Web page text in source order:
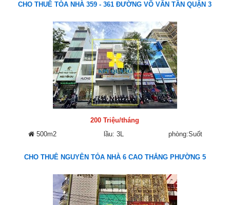
CHO THUÊ TÒA NHÀ 359 - 361 ĐƯỜNG VÕ VĂN TẦN QUẬN 3
200 Triệu/tháng
500m2
lầu: 3L phòng:Suốt
CHO THUÊ NGUYÊN TỎA NHÀ 6 CAO THẮNG PHƯỜNG 5